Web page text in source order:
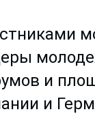
и
и